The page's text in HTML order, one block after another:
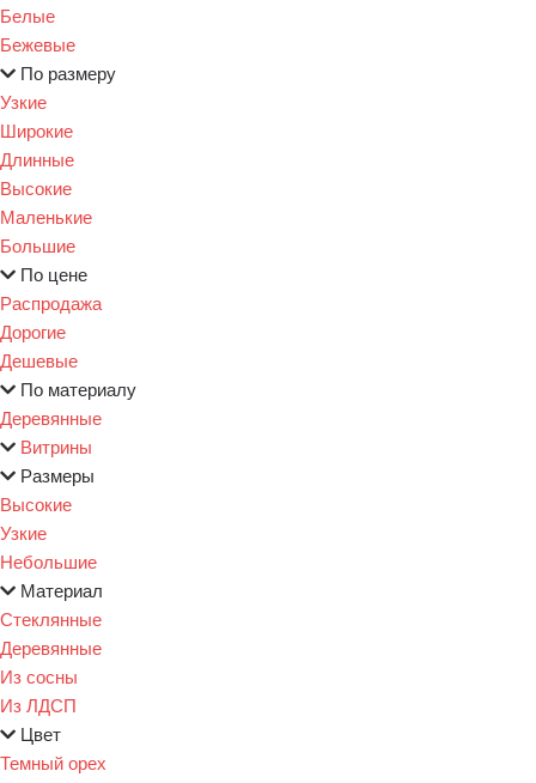
Белые
Бежевые
По размеру
Узкие
Широкие
Длинные
Высокие
Маленькие
Большие
По цене
Распродажа
Дорогие
Дешевые
По материалу
Деревянные
Витрины
Размеры
Высокие
Узкие
Небольшие
Материал
Стеклянные
Деревянные
Из сосны
Из ЛДСП
Цвет
Темный орех